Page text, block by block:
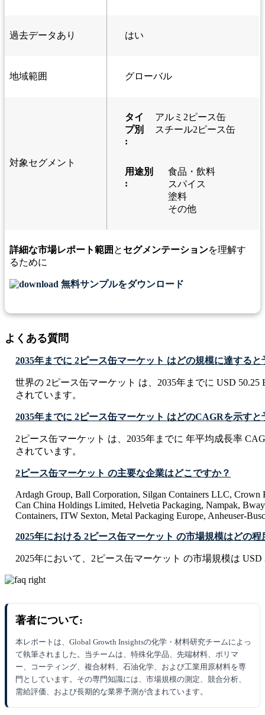
過去データあり はい
地域範囲 グローバル
対象セグメント
タイ
プ別
:
アルミ2ピース缶
スチール2ピース缶
用途別
:
食品・飲料
スパイス
塗料
その他
詳細な市場レポート範囲 と セグメンテーションを理解す
るために
無料サンプルをダウンロード
よくある質問
2035年までに 2ピース缶マーケット はどの規模に達する
世界の 2ピース缶マーケット は、2035年までに USD
されています。
2035年までに 2ピース缶マーケット はどのCAGRを示す
2ピース缶マーケット は、2035年までに 年平均成長率
されています。
2ピース缶マーケット の主要な企業はどこですか？
Ardagh Group, Ball Corporation, Silgan Containers LLC, Crown
Can China Holdings Limited, Helvetia Packaging, Nampak,
Containers, ITW Sexton, Metal Packaging Europe, Anheuser-
2025年における 2ピース缶マーケット の市場規模はどの程
2025年において、2ピース缶マーケット の市場規模は USD
著者について:
本レポートは、Global Growth Insightsの化学・材料研究チームによっ
て執筆されました。当チームは、特殊化学品、先端材料、ポリマ
ー、コーティング、複合材料、石油化学、および工業用原材料を専
門としています。その専門知識には、市場規模の測定、競合分析、
需給評価、および長期的な業界予測が含まれています。